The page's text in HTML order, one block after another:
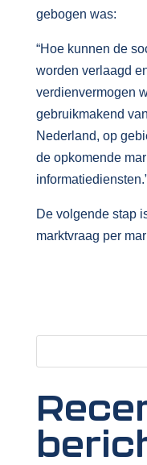
gebogen was:
“Hoe kunnen de
worden verlaagd
verdienvermogen
gebruikmakend
Nederland, op
de opkomende
De volgende stap
marktvraag per